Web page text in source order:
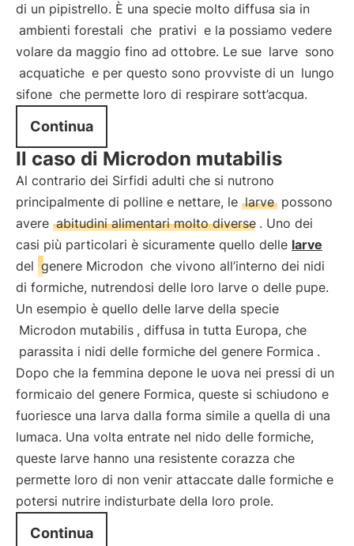
di un pipistrello. È una specie molto diffusa sia in
ambienti forestali che prativi e la possiamo vedere
volare da maggio fino ad ottobre. Le sue larve sono
acquatiche e per questo sono provviste di un lungo
sifone che permette loro di respirare sott’acqua.
Continua
Il caso di Microdon mutabilis
Al contrario dei Sirfidi adulti che si nutrono
principalmente di polline e nettare, le larve possono
avere abitudini alimentari molto diverse . Uno dei
casi più particolari è sicuramente quello delle larve
del genere Microdon che vivono all’interno dei nidi
di formiche, nutrendosi delle loro larve o delle pupe.
Un esempio è quello delle larve della specie
Microdon mutabilis , diffusa in tutta Europa, che
parassita i nidi delle formiche del genere Formica .
Dopo che la femmina depone le uova nei pressi di un
formicaio del genere Formica, queste si schiudono e
fuoriesce una larva dalla forma simile a quella di una
lumaca. Una volta entrate nel nido delle formiche,
queste larve hanno una resistente corazza che
permette loro di non venir attaccate dalle formiche e
potersi nutrire indisturbate della loro prole.
Continua